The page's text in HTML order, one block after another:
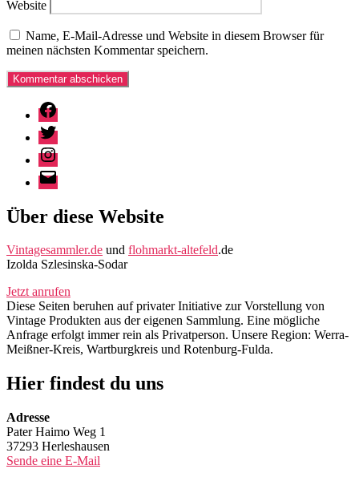
Website
Name, E-Mail-Adresse und Website in diesem Browser für
meinen nächsten Kommentar speichern.
Facebook
Twitter
Instagram
E-
Mail
Über diese Website
Vintagesammler.de und flohmarkt-altefeld.de
Izolda Szlesinska-Sodar
Jetzt anrufen
Diese Seiten beruhen auf privater Initiative zur Vorstellung von
Vintage Produkten aus der eigenen Sammlung. Eine mögliche
Anfrage erfolgt immer rein als Privatperson. Unsere Region: Werra-
Meißner-Kreis, Wartburgkreis und Rotenburg-Fulda.
Hier findest du uns
Adresse
Pater Haimo Weg 1
37293 Herleshausen
Sende eine E-Mail